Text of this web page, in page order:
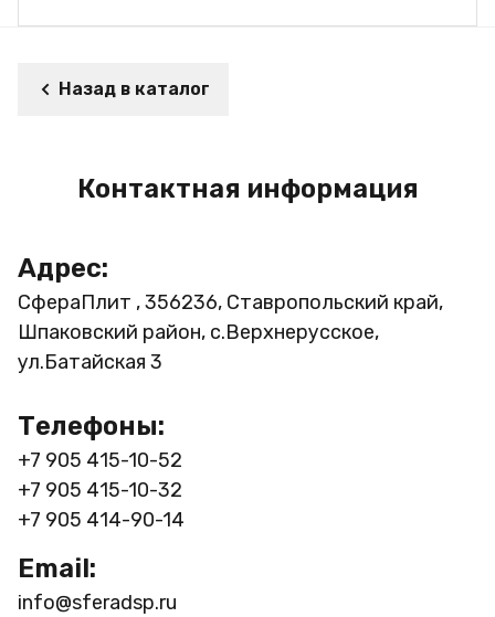
Назад в каталог
Контактная информация
Адрес:
СфераПлит , 356236, Ставропольский край,
Шпаковский район, с.Верхнерусское,
ул.Батайская 3
Телефоны:
+7 905 415-10-52
+7 905 415-10-32
+7 905 414-90-14
Email:
info@sferadsp.ru